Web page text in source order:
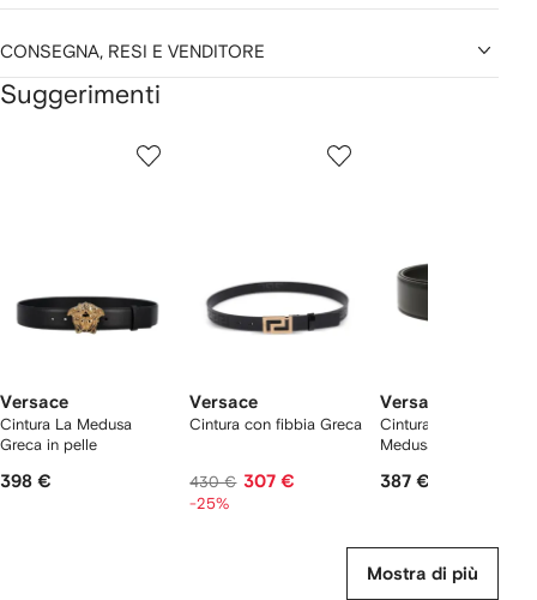
CONSEGNA, RESI E VENDITORE
Suggerimenti
Versace
Cintura La Medusa
Greca in pelle
398 €
Versace
Cintura con fibbia Greca
430 € 307 €
-25%
Versace
Cintura con fibbia
Medusa Head
387 €
Mostra di più